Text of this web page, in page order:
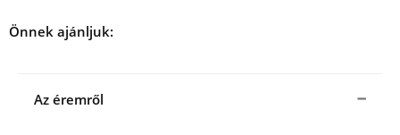
Önnek ajánljuk:
Az éremről